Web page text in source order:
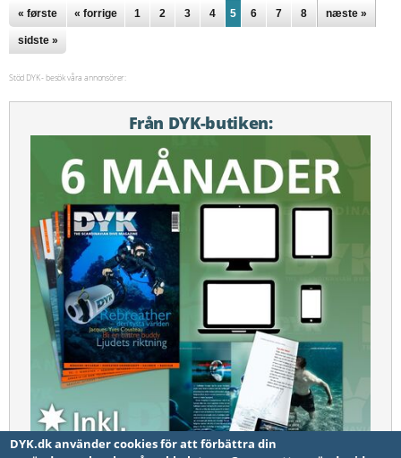
Sidor
« første « forrige 1 2 3 4 5 6 7 8 næste »
sidste »
Stöd DYK - besök våra annonsörer:
Från DYK-butiken:
DYK.dk använder cookies för att förbättra din